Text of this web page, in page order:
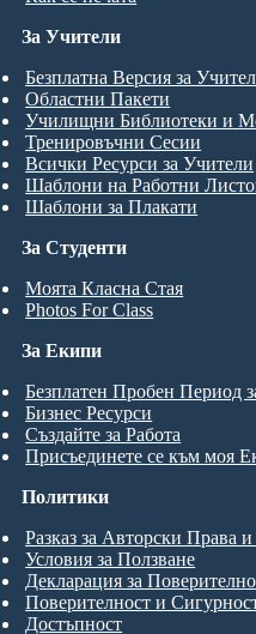
За Студенти
Моята Класна Стая
Photos For Class
За Учители
Безплатна Версия за
Областни Пакети
Училищни Библиотеки и
Тренировъчни Сесии
Всички Ресурси за Учители
Шаблони на Работни
Шаблони за Плакати
За Екипи
Безплатен Пробен Период
Бизнес Ресурси
Създайте за Работа
Присъединете се към моя
Политики
Разказ за Авторски Права
Условия за Ползване
Декларация за
Поверителност и
Достъпност